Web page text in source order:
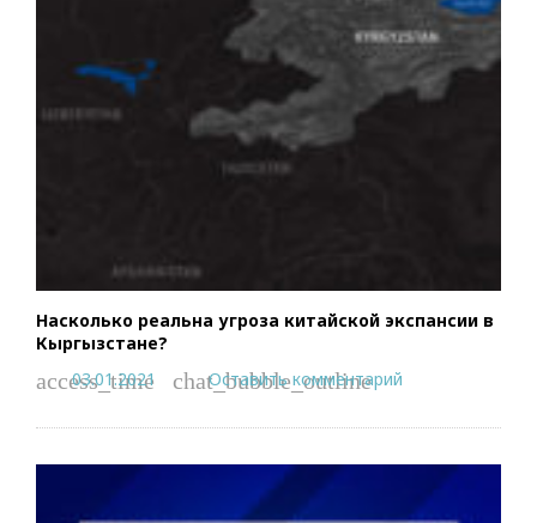
Насколько реальна угроза китайской экспансии в
Кыргызстане?
access_time
03.01.2021 chat_bubble_outline
Оставить комментарий